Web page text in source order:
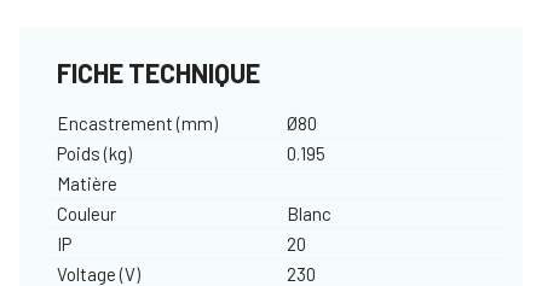
FICHE TECHNIQUE
Encastrement (mm)
Ø80
Poids (kg)
0.195
Matière
Couleur
Blanc
IP
20
Voltage (V)
230